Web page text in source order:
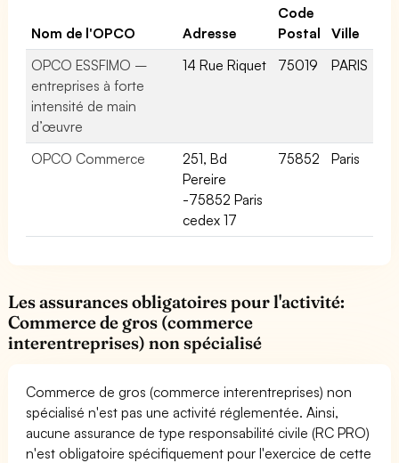
Nom de l'OPCO Adresse
Code
Postal
Ville
OPCO ESSFIMO –
entreprises à forte
intensité de main
d’œuvre
14 Rue Riquet 75019 PARIS
OPCO Commerce
251, Bd
Pereire
-75852 Paris
cedex 17
75852 Paris
Les assurances obligatoires pour l'activité:
Commerce de gros (commerce
interentreprises) non spécialisé
Commerce de gros (commerce interentreprises) non
spécialisé n'est pas une activité réglementée. Ainsi,
aucune assurance de type responsabilité civile (RC PRO)
n'est obligatoire spécifiquement pour l'exercice de cette